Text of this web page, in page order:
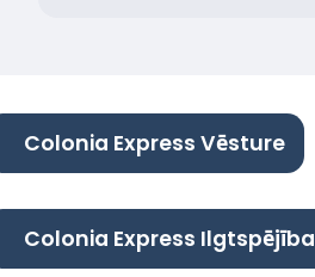
Colonia Express Vēsture
Colonia Express Ilgtspējība